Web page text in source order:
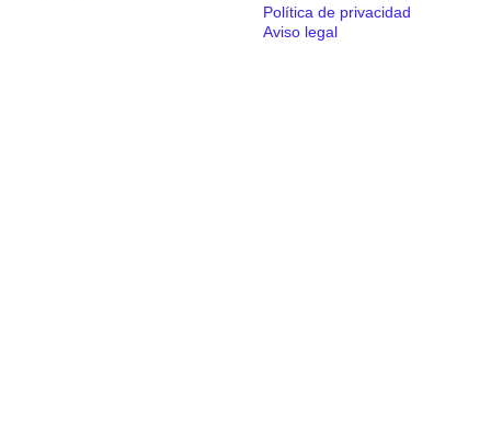
Política de privacidad
Aviso legal